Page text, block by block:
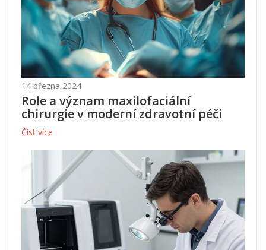
14 března 2024
Role a význam maxilofaciální
chirurgie v moderní zdravotní péči
Číst více